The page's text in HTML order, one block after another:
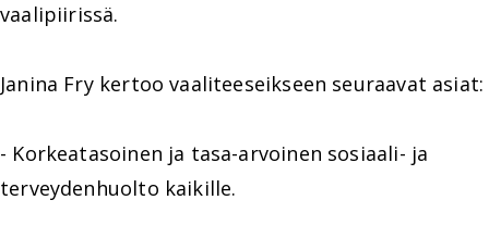
vaalipiirissä.
Janina Fry kertoo vaaliteeseikseen seuraavat asiat:
- Korkeatasoinen ja tasa-arvoinen sosiaali- ja
terveydenhuolto kaikille.